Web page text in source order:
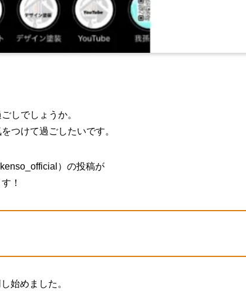
しでしょうか。
つけて過ごしたいです。
）の投稿が
！
始めました。